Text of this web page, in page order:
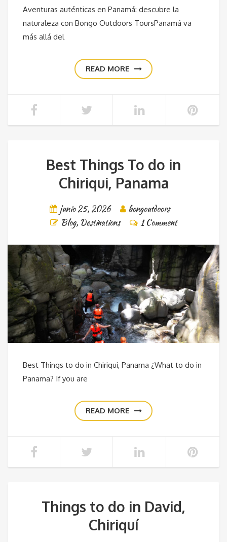
Aventuras auténticas en Panamá: descubre la
naturaleza con Bongo Outdoors ToursPanamá va
más allá del
READ MORE
Best Things To do in
Chiriqui, Panama
junio 25, 2026
bongoutdoors
Blog, Destinations 1 Comment
Best Things to do in Chiriqui, Panama ¿What to do in
Panama? If you are
READ MORE
Things to do in David,
Chiriquí